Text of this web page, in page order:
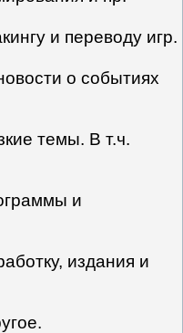
и переводу игр.
о событиях
темы. В т.ч.
и
издания и